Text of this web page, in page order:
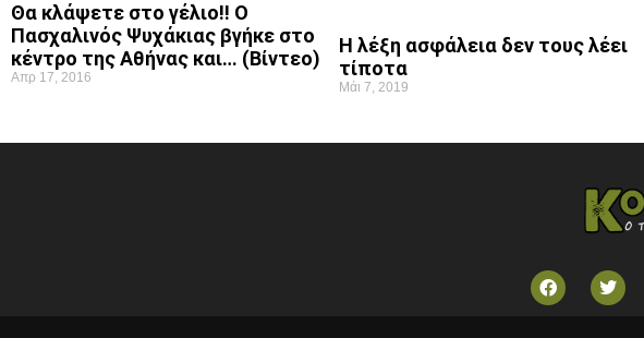
Θα κλάψετε στο γέλιο!! Ο
Πασχαλινός Ψυχάκιας βγήκε στο
κέντρο της Αθήνας και… (Βίντεο)
Απρ 17, 2016
Η λέξη ασφάλεια δεν τους λέει
τίποτα
Μάι 7, 2019